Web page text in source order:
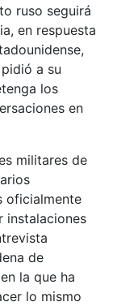
ruso seguirá
en respuesta
a su
los
en
militares de
oficialmente
instalaciones
de
la que ha
lo mismo